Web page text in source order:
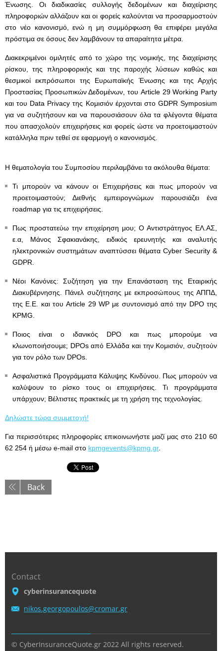
Ένωσης. Οι διαδικασίες συλλογής δεδομένων και διαχείρισης
πληροφοριών αλλάζουν και οι φορείς καλούνται να προσαρμοστούν
στο νέο κανονισμό, ενώ η μη συμμόρφωση θα επιφέρει μεγάλα
πρόστιμα σε όσους δεν λαμβάνουν τα απαραίτητα μέτρα.
Διακεκριμένοι ομιλητές από το χώρο της νομικής, της διαχείρισης
ρίσκου, της πληροφορικής και της παροχής λύσεων καθώς και
θεσμικοί εκπρόσωποι της Ευρωπαϊκής Ένωσης και της Αρχής
Προστασίας Προσωπικών Δεδομένων, του Article 29 Working Party
και του Data Privacy της Κομισιόν έρχονται στο GDPR Symposium
για να συζητήσουν και να παρουσιάσουν όλα τα φλέγοντα θέματα
που απασχολούν επιχειρήσεις και φορείς ώστε να προετοιμαστούν
κατάλληλα πριν τεθεί σε εφαρμογή ο κανονισμός.
Η θεματολογία του Συμποσίου περιλαμβάνει τα ακόλουθα θέματα:
Τι μπορούν να κάνουν οι Επιχειρήσεις και πως μπορούν να
προετοιμαστούν; Διεθνής εμπειρογνώμων παρουσιάζει ένα
roadmap για τις επιχειρήσεις.
Πως προστατεύω την επιχείρηση μου; Ο Αντιστράτηγος ΕΛ.ΑΣ,
ε.α, Μάνος Σφακιανάκης, ειδικός ερευνητής και αναλυτής
ηλεκτρονικών συστημάτων αναπτύσσει θέματα Cyber Security &
GDPR.
Νέοι Κανόνες: Συζήτηση για την Επανάσταση της Εταιρικής
Διακυβέρνησης. Πάνελ συζήτησης με εκπροσώπους της ΑΠΠΔ,
της Ε.Ε. και του Article 29 WP με συντονισμό από την DPO της
KPMG.
Ποιος είναι ο ιδανικός DPO και πως μπορούμε να
κλωνοποιήσουμε; DPOs από Ελλάδα και την Κομισιόν, συζητούν
για τον ρόλο των DPOs.
Ασφαλιστικά Προγράμματα Κάλυψης Κινδύνου. Πως μπορούν να
καλύψουν το ρίσκο τους οι επιχειρήσεις. Τι προγράμματα
υπάρχουν; Βέλτιστες πρακτικές με τη χρήση της τεχνολογίας.
Δηλώστε τώρα συμμετοχή!
Για περισσότερες πληροφορίες επικοινωνήστε μαζί μας στο 210 60
62 254 ή μέσω e-mail στο kpmgevents@kpmg.gr.
Back
Contact
cyberinsurancequote
nikos.georgopoulos@cromar.gr
© CyberInsuranceQuote.gr 2022 All rights reserved.